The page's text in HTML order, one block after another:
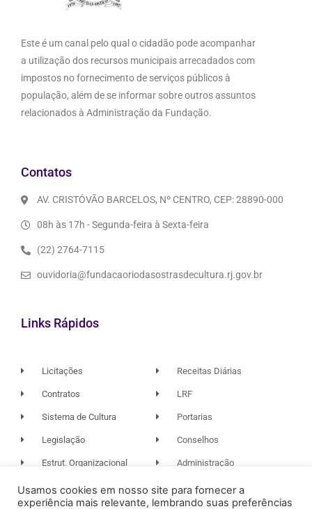
Este é um canal pelo qual o cidadão pode acompanhar
a utilização dos recursos municipais arrecadados com
impostos no fornecimento de serviços públicos à
população, além de se informar sobre outros assuntos
relacionados à Administração da Fundação.
Contatos
AV. CRISTÓVÃO BARCELOS, Nº CENTRO, CEP: 28890-000
08h às 17h - Segunda-feira à Sexta-feira
(22) 2764-7115
ouvidoria@fundacaoriodasostrasdecultura.rj.gov.br
Links Rápidos
Licitações
Contratos
Sistema de Cultura
Legislação
Estrut. Organizacional
Receitas Diárias
LRF
Portarias
Conselhos
Administração
Usamos cookies em nosso site para fornecer a
experiência mais relevante, lembrando suas preferências